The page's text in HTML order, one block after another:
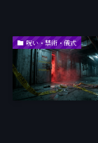
呪い・禁術・儀式